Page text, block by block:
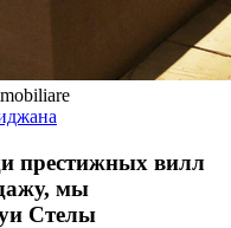
престижных вилл
мы
Стелы